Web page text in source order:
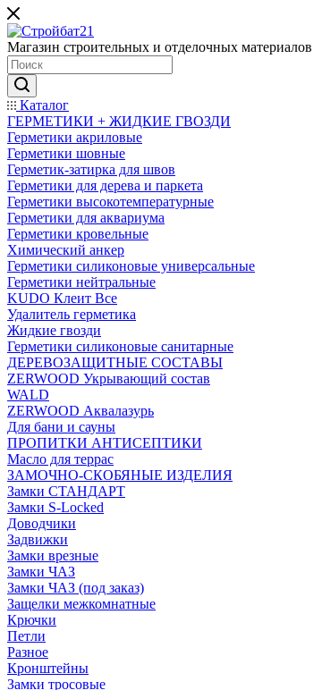
Магазин строительных и отделочных материалов
Каталог
ГЕРМЕТИКИ + ЖИДКИЕ ГВОЗДИ
Герметики акриловые
Герметики шовные
Герметик-затирка для швов
Герметики для дерева и паркета
Герметики высокотемпературные
Герметики для аквариума
Герметики кровельные
Химический анкер
Герметики силиконовые универсальные
Герметики нейтральные
KUDO Клеит Все
Удалитель герметика
Жидкие гвозди
Герметики силиконовые санитарные
ДЕРЕВОЗАЩИТНЫЕ СОСТАВЫ
ZERWOOD Укрывающий состав
WALD
ZERWOOD Аквалазурь
Для бани и сауны
ПРОПИТКИ АНТИСЕПТИКИ
Масло для террас
ЗАМОЧНО-СКОБЯНЫЕ ИЗДЕЛИЯ
Замки СТАНДАРТ
Замки S-Locked
Доводчики
Задвижки
Замки врезные
Замки ЧАЗ
Замки ЧАЗ (под заказ)
Защелки межкомнатные
Крючки
Петли
Разное
Кронштейны
Замки тросовые